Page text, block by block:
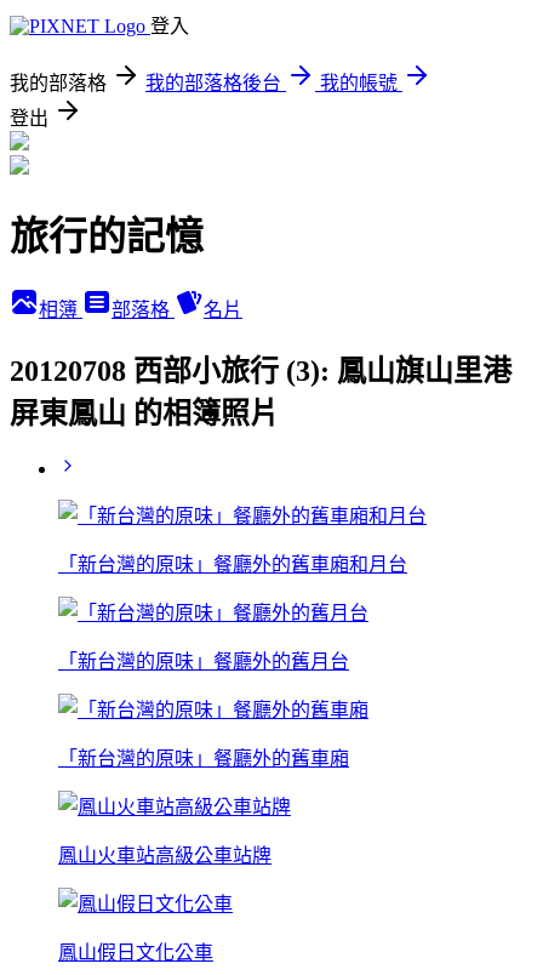
登入
我的部落格 我的部落格後台
我的帳號
登出
旅行的記憶
相簿 部落格 名片
20120708 西部小旅行 (3): 鳳山旗山里港
屏東鳳山 的相簿照片
「新台灣的原味」餐廳外的舊車廂和月台
「新台灣的原味」餐廳外的舊月台
「新台灣的原味」餐廳外的舊車廂
鳳山火車站高級公車站牌
鳳山假日文化公車